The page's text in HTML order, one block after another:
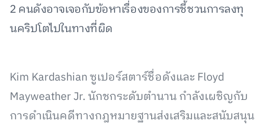
2 คนดังอาจเจอกับข้อหาเรื่องของการชี้ชวนการลงทุ
นคริปโตไปในทางที่ผิด
Kim Kardashian ซูเปอร์สตาร์ชื่อดังและ Floyd
Mayweather Jr. นักชกระดับตำนาน กำลังเผชิญกับ
การดำเนินคดีทางกฎหมายฐานส่งเสริมและสนับสนุน